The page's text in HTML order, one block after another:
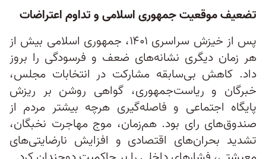
تضعیف موقعیت جمهوری اسلامی و تداوم اعتراضات
پس از خیزش سراسری ۱۴۰۱، جمهوری اسلامی بیش از
هر زمان دیگری نشانه‌های ضعف و فرسودگی را بروز
داد. کاهش بی‌سابقه مشارکت در انتخابات مجلس،
خبرگان و ریاست‌جمهوری، گواهی روشن بر ریزش
پایگاه اجتماعی و فاصله‌گیری هرچه بیشتر مردم از
صندوق‌های رای بود. هم‌زمان، موج مهاجرت نخبگان،
تشدید بحران‌های اقتصادی و افزایش نارضایتی‌های